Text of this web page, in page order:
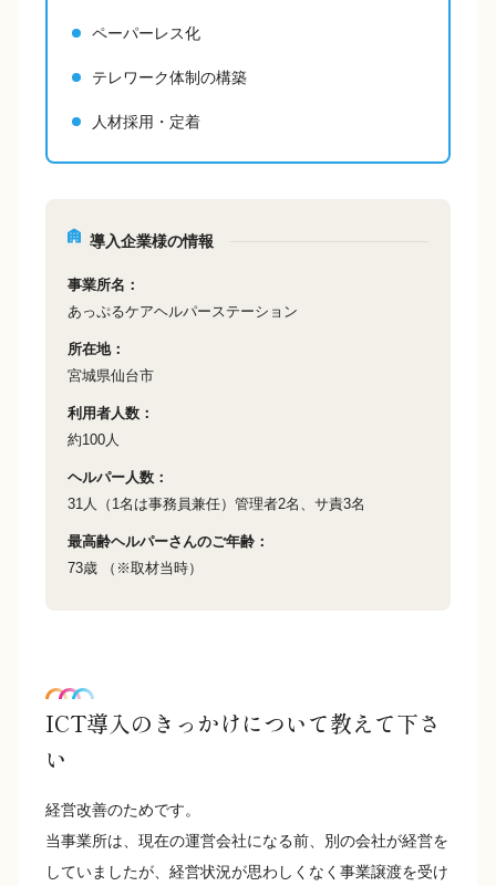
ペーパーレス化
テレワーク体制の構築
人材採用・定着
導入企業様の情報
事業所名
あっぷるケアヘルパーステーション
所在地
宮城県仙台市
利用者人数
約100人
ヘルパー人数
31人（1名は事務員兼任）管理者2名、サ責3名
最高齢ヘルパーさんのご年齢
73歳 （※取材当時）
ICT導入のきっかけについて教えて下さ
い
経営改善のためです。
当事業所は、現在の運営会社になる前、別の会社が経営を
していましたが、経営状況が思わしくなく事業譲渡を受け